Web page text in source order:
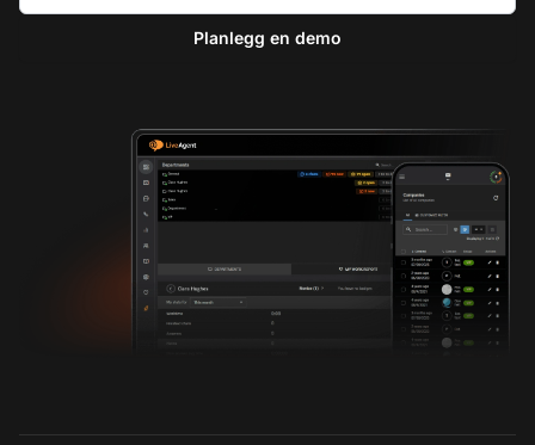
Planlegg en demo